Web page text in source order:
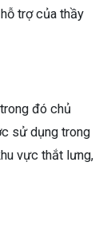
trợ của thầy
đó chủ
sử dụng trong
vực thắt lưng,